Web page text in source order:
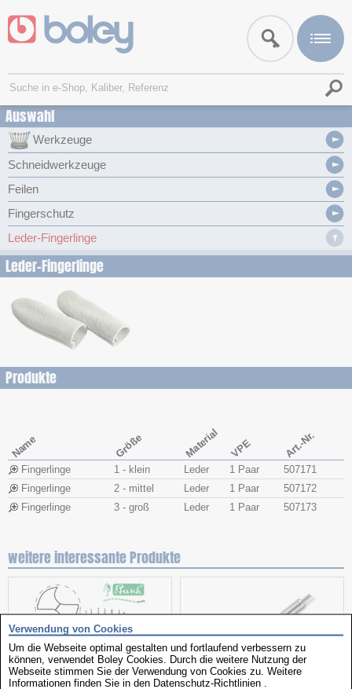
Auswahl
Werkzeuge
Schneidwerkzeuge
Feilen
Fingerschutz
Leder-Fingerlinge
Leder-Fingerlinge
Produkte
Name Größe Material VPE Art.-Nr.
Fingerlinge 1 - klein Leder 1 Paar
507171
Fingerlinge
2 - mittel Leder 1 Paar
507172
Fingerlinge
3 - groß Leder 1 Paar 507173
weitere interessante Produkte
Verwendung von Cookies
Um die Webseite optimal gestalten und fortlaufend verbessern zu
können, verwendet Boley Cookies. Durch die weitere Nutzung der
Webseite stimmen Sie der Verwendung von Cookies zu. Weitere
Informationen finden Sie in den Datenschutz-Richtlinien